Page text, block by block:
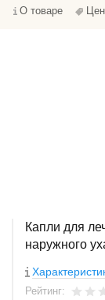
О товаре
Капли для
наружного
Рейтинг: